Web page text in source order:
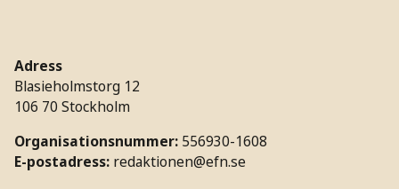
Adress
Blasieholmstorg 12
106 70 Stockholm
Organisationsnummer: 556930-1608
E-postadress: redaktionen@efn.se